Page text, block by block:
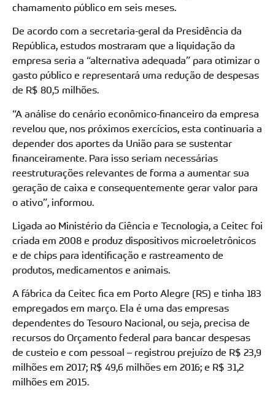
chamamento público em seis meses.
De acordo com a secretaria-geral da Presidência da
República, estudos mostraram que a liquidação da
empresa seria a “alternativa adequada” para otimizar o
gasto público e representará uma redução de despesas
de R$ 80,5 milhões.
“A análise do cenário econômico-financeiro da empresa
revelou que, nos próximos exercícios, esta continuaria a
depender dos aportes da União para se sustentar
financeiramente. Para isso seriam necessárias
reestruturações relevantes de forma a aumentar sua
geração de caixa e consequentemente gerar valor para
o ativo”, informou.
Ligada ao Ministério da Ciência e Tecnologia, a Ceitec foi
criada em 2008 e produz dispositivos microeletrônicos
e de chips para identificação e rastreamento de
produtos, medicamentos e animais.
A fábrica da Ceitec fica em Porto Alegre (RS) e tinha 183
empregados em março. Ela é uma das empresas
dependentes do Tesouro Nacional, ou seja, precisa de
recursos do Orçamento federal para bancar despesas
de custeio e com pessoal – registrou prejuízo de R$ 23,9
milhões em 2017; R$ 49,6 milhões em 2016; e R$ 31,2
milhões em 2015.